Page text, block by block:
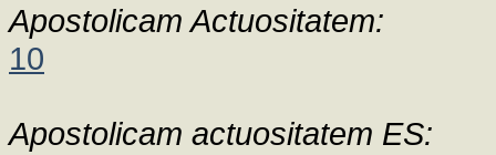
Apostolicam Actuositatem:
10
Apostolicam actuositatem ES: